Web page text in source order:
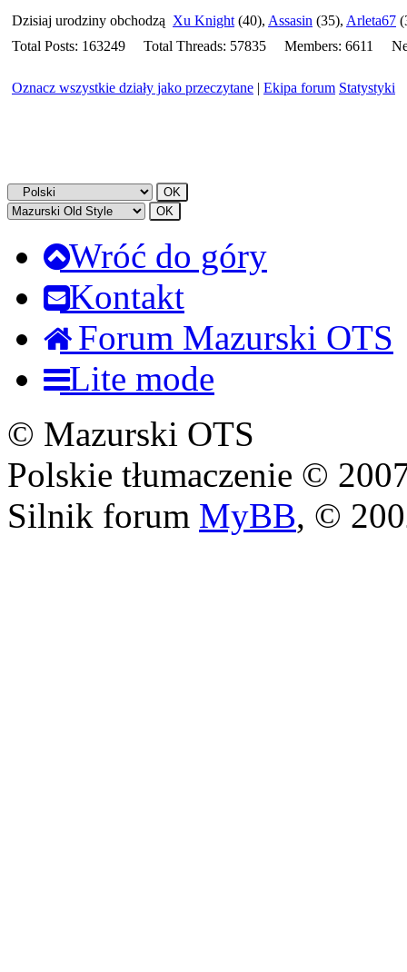
Dzisiaj urodziny obchodzą Xu Knight (40), Assasin (35), Arleta67
Total Posts: 163249
Total Threads: 57835 Members: 6611
Oznacz wszystkie działy jako przeczytane | Ekipa forum Statystyki
Wróć do góry
Kontakt
Forum Mazurski OTS
Lite mode
© Mazurski OTS
Polskie tłumaczenie ©
Silnik forum MyBB, ©